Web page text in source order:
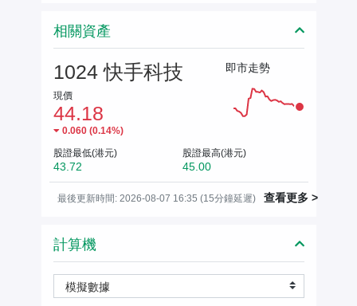
相關資產
1024 快手科技
現價
44.18
0.060(0.14%)
即市走勢
股證最低(港元)
43.72
股證最高(港元)
45.00
最後更新時間: 2026-08-07 16:35 (15分鐘延遲) 查看更多 >
計算機
模擬數據